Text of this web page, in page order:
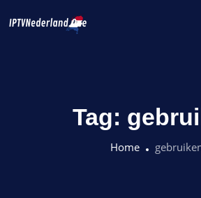
Tag:
Home